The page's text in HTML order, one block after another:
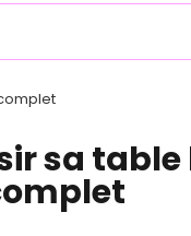
sa table